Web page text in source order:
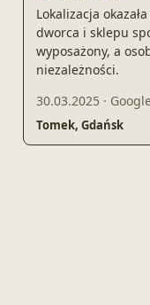
Lokalizacja
dworca i sklepu
wyposażony, a
niezależności.
30.03.2025 ·
Tomek, Gdańsk